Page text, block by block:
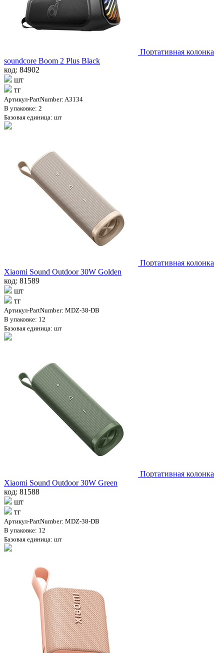
Портативная колонка
soundcore Boom 2 Plus Black
код: 84902
шт
тг
Артикул-PartNumber: A3134
В упаковке: 2
Базовая единица: шт
Портативная колонка
Xiaomi Sound Outdoor 30W Golden
код: 81589
шт
тг
Артикул-PartNumber: MDZ-38-DB
В упаковке: 12
Базовая единица: шт
Портативная колонка
Xiaomi Sound Outdoor 30W Green
код: 81588
шт
тг
Артикул-PartNumber: MDZ-38-DB
В упаковке: 12
Базовая единица: шт